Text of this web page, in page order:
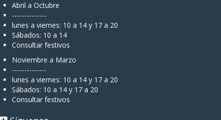
Abril a Octubre
--------------
lunes a viernes: 10 a 14 y 17 a 20
Sábados: 10 a 14
Consultar festivos
Noviembre a Marzo
--------------
lunes a viernes: 10 a 14 y 17 a 20
Sábados: 10 a 14 y 17 a 20
Consultar festivos